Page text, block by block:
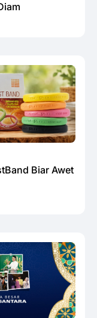
Biar Awet